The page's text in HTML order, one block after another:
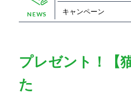
NEWS キャンペーン
プレゼント！【
た